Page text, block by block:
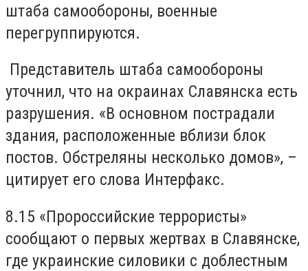
штаба самообороны, военные
перегруппируются.
Представитель штаба самообороны
уточнил, что на окраинах Славянска есть
разрушения. «В основном пострадали
здания, расположенные вблизи блок
постов. Обстреляны несколько домов», –
цитирует его слова Интерфакс.
8.15 «Пророссийские террористы»
сообщают о первых жертвах в Славянске,
где украинские силовики с доблестным